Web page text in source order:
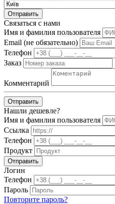
Отправить
Связаться с нами
Имя и фамилия пользователя
Email (не обязательно)
Телефон
Заказ
Комментарий
Отправить
Нашли дешевле?
Имя и фамилия пользователя
Ссылка
Телефон
Продукт
Отправить
Логин
Телефон
Пароль
Повторите пароль?